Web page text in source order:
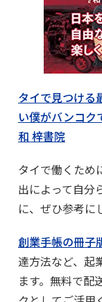
タイで見つける
い僕がバンコク
和 梓書院
タイで働くため
出によって自分
に、ぜひ参考に
創業手帳の冊子
達方法など、起
ます。無料で配